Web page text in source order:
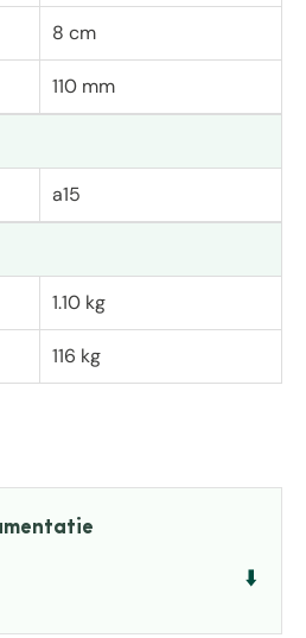
8 cm
110 mm
a15
1.10 kg
116 kg
⬇️